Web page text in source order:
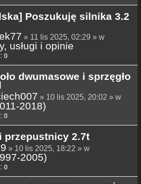
Poszukuję silnika 3.2
» 11 lis 2025, 02:29 » w
usługi i opinie
0
dwumasowe i sprzęgło
» 10 lis 2025, 20:02 » w
2018)
0
przepustnicy 2.7t
» 10 lis 2025, 18:22 » w
2005)
0